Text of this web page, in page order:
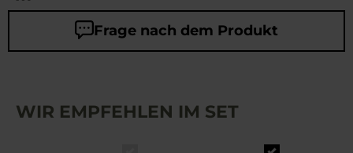
Frage nach dem Produkt
WIR EMPFEHLEN IM SET